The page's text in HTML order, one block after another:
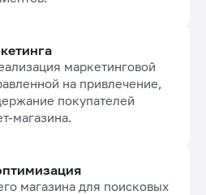
маркетинговой
на привлечение,
покупателей
магазина.
магазина для поисковых